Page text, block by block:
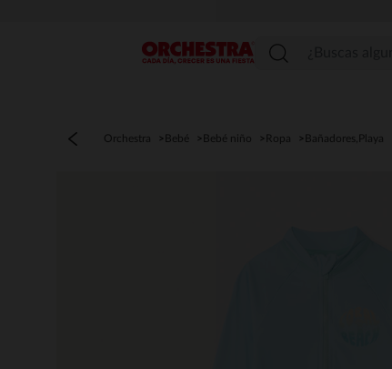
Menú
Orchestra Bebé Bebé niño Ropa Bañadores,Playa